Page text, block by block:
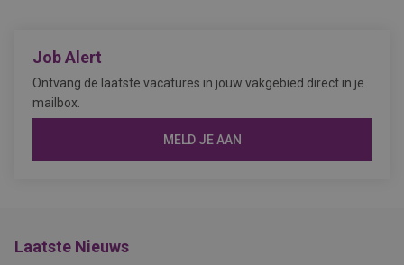
Job Alert
Ontvang de laatste vacatures in jouw vakgebied direct in je
mailbox.
MELD JE AAN
Laatste Nieuws